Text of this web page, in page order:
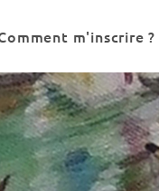
m'inscrire ?